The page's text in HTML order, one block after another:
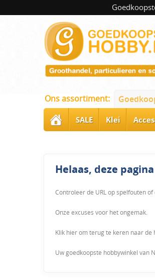
Ons assortiment:
SALE Klei
Helaas, deze
Controleer de URL op spelfouten
Onze excuses voor het ongemak.
Klik hier om terug te keren naar de
Uw goedkoopste hobbywinkel van